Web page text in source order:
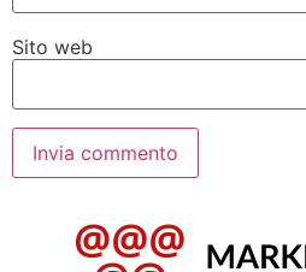
Sito web